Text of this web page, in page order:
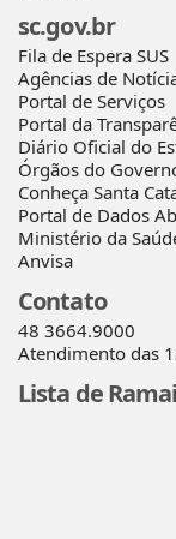
sc.gov.br
Fila de Espera SUS
Agências de
Portal de Serviços
Portal da
Diário Oficial do
Órgãos do
Conheça Santa
Portal de Dados
Ministério da
Anvisa
Contato
48 3664.9000
Atendimento das
Lista de